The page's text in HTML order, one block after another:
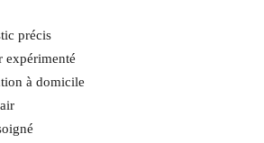
précis
expérimenté
à domicile